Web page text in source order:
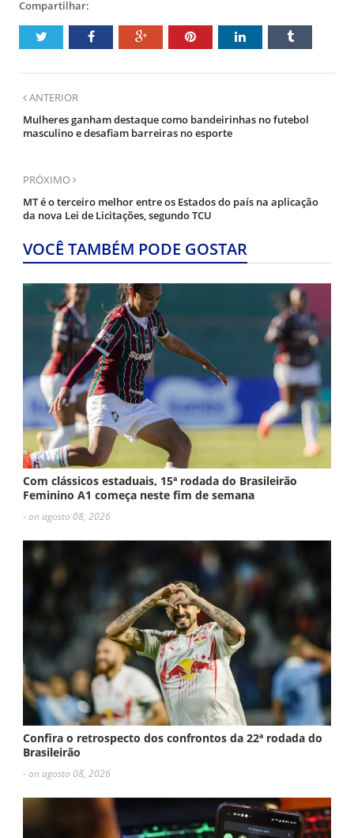
Compartilhar:
ANTERIOR
Mulheres ganham destaque como bandeirinhas no futebol
masculino e desafiam barreiras no esporte
PRÓXIMO
MT é o terceiro melhor entre os Estados do país na aplicação
da nova Lei de Licitações, segundo TCU
VOCÊ TAMBÉM PODE GOSTAR
Com clássicos estaduais, 15ª rodada do Brasileirão
Feminino A1 começa neste fim de semana
- on agosto 08, 2026
Confira o retrospecto dos confrontos da 22ª rodada do
Brasileirão
- on agosto 08, 2026